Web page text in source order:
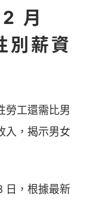
月
別薪資
勞工還需比男
入，揭示男女
日，根據最新